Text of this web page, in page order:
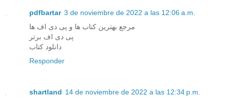
pdfbartar 3 de noviembre de 2022 a las 12:06 a.m.
مرجع بهترین کتاب ها و پی دی اف ها
پی دی اف برتر
دانلود کتاب
Responder
shartland 14 de noviembre de 2022 a las 12:34 p.m.